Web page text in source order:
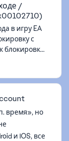
/
в игру EA
с
блокировки
часа,
время», но
и IOS, все